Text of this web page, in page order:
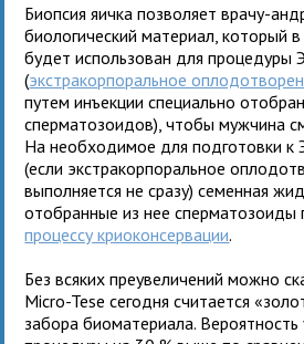
Биопсия яичка позволяет врачу-
биологический материал, который
будет использован для
(экстракорпоральное
путем инъекции специально
сперматозоидов), чтобы мужчина
На необходимое для подготовки
(если экстракорпоральное
выполняется не сразу) семенная
отобранные из нее сперматозоиды
процессу криоконсервации.
Без всяких преувеличений можно
Micro-Tese сегодня считается
забора биоматериала. Вероятность